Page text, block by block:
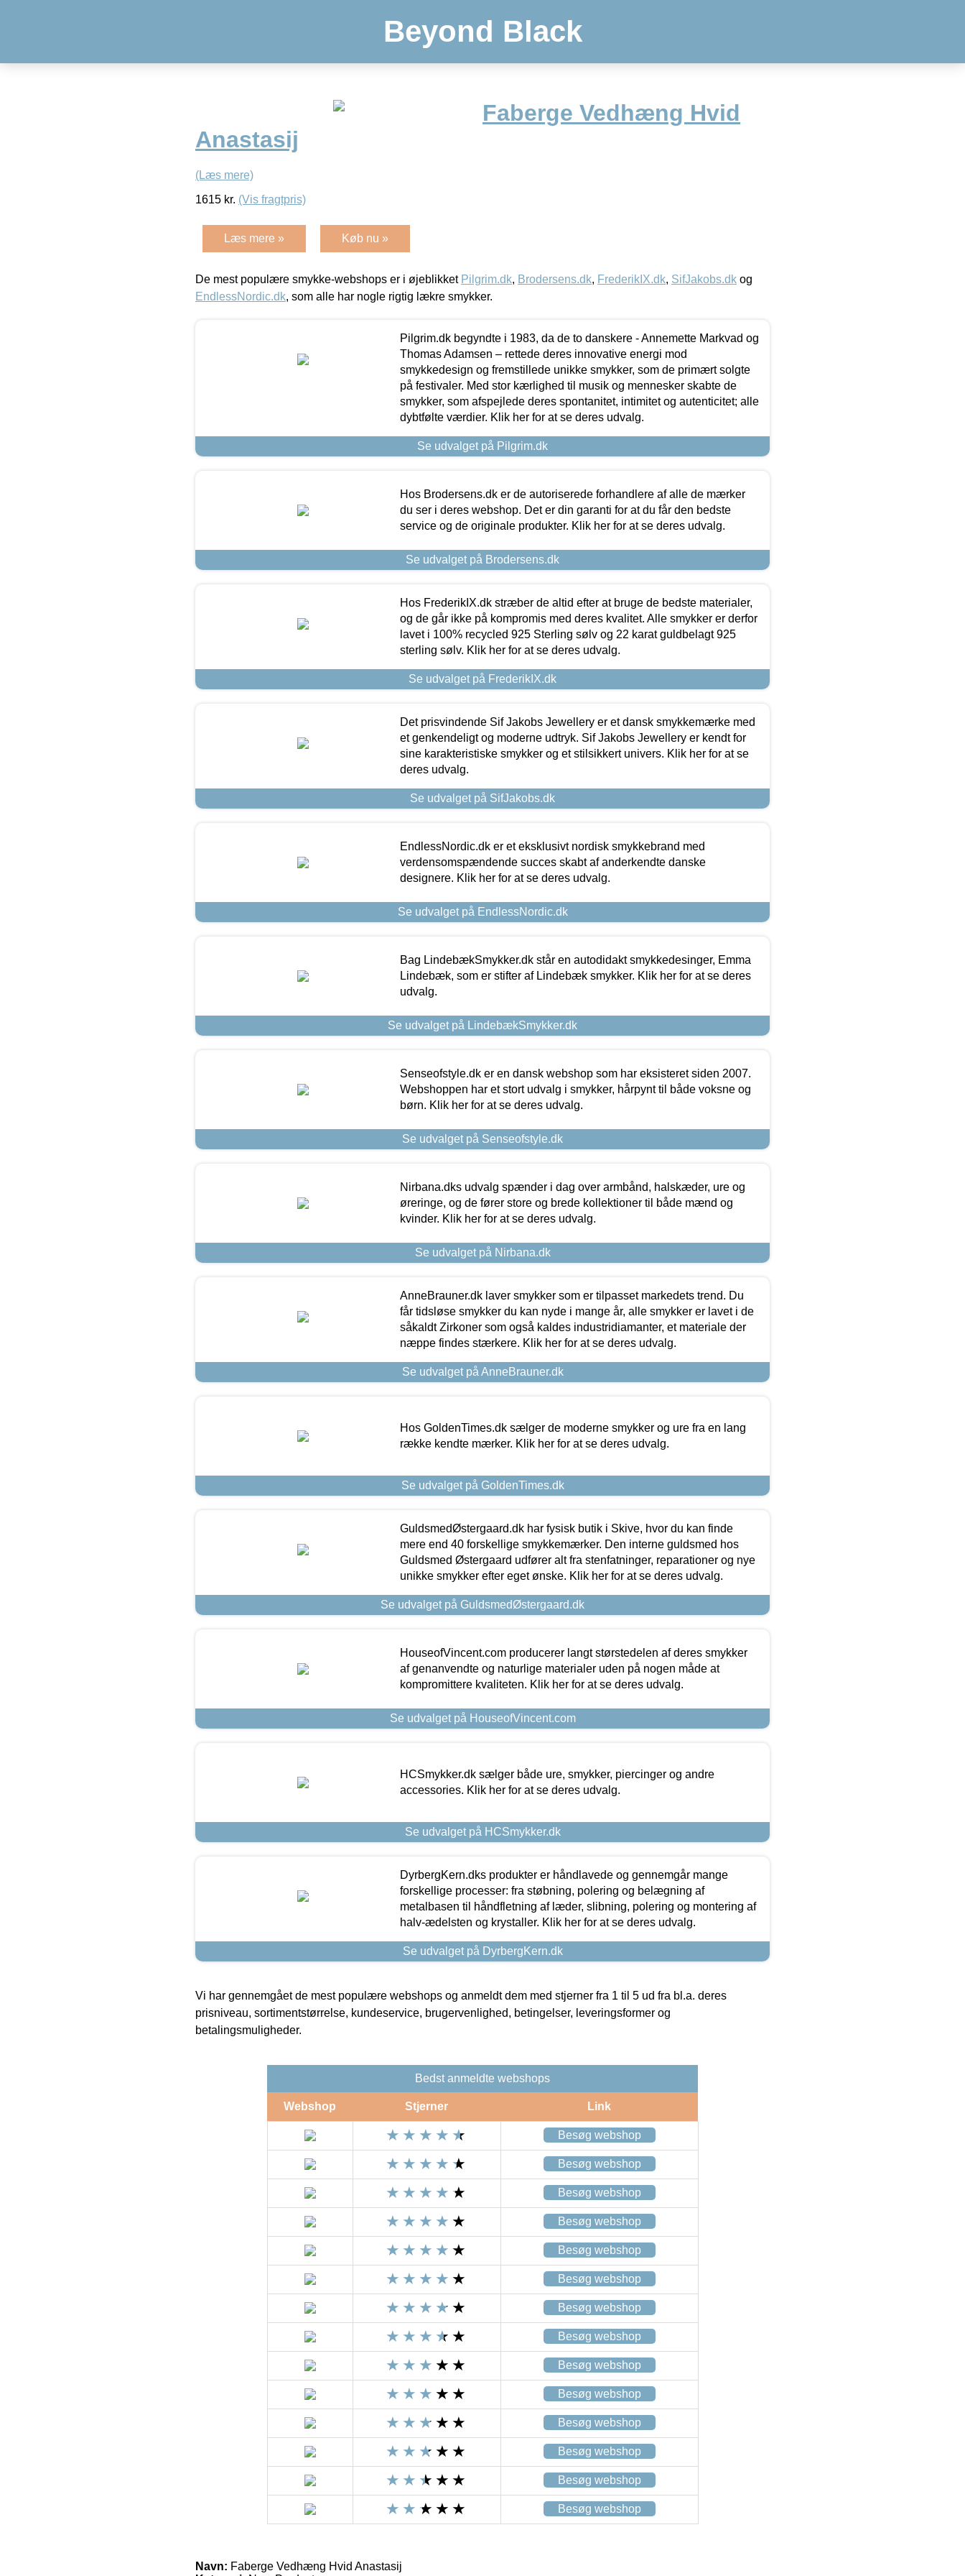
Beyond Black
Faberge Vedhæng Hvid
Anastasij
(Læs mere)
1615 kr. (Vis fragtpris)
Læs mere » Køb nu »
De mest populære smykke-webshops er i øjeblikket Pilgrim.dk, Brodersens.dk, FrederikIX.dk, SifJakobs.dk og
EndlessNordic.dk, som alle har nogle rigtig lækre smykker.
Pilgrim.dk begyndte i 1983, da de to danskere - Annemette Markvad og
Thomas Adamsen – rettede deres innovative energi mod
smykkedesign og fremstillede unikke smykker, som de primært solgte
på festivaler. Med stor kærlighed til musik og mennesker skabte de
smykker, som afspejlede deres spontanitet, intimitet og autenticitet; alle
dybtfølte værdier. Klik her for at se deres udvalg.
Se udvalget på Pilgrim.dk
Hos Brodersens.dk er de autoriserede forhandlere af alle de mærker
du ser i deres webshop. Det er din garanti for at du får den bedste
service og de originale produkter. Klik her for at se deres udvalg.
Se udvalget på Brodersens.dk
Hos FrederikIX.dk stræber de altid efter at bruge de bedste materialer,
og de går ikke på kompromis med deres kvalitet. Alle smykker er derfor
lavet i 100% recycled 925 Sterling sølv og 22 karat guldbelagt 925
sterling sølv. Klik her for at se deres udvalg.
Se udvalget på FrederikIX.dk
Det prisvindende Sif Jakobs Jewellery er et dansk smykkemærke med
et genkendeligt og moderne udtryk. Sif Jakobs Jewellery er kendt for
sine karakteristiske smykker og et stilsikkert univers. Klik her for at se
deres udvalg.
Se udvalget på SifJakobs.dk
EndlessNordic.dk er et eksklusivt nordisk smykkebrand med
verdensomspændende succes skabt af anderkendte danske
designere. Klik her for at se deres udvalg.
Se udvalget på EndlessNordic.dk
Bag LindebækSmykker.dk står en autodidakt smykkedesinger, Emma
Lindebæk, som er stifter af Lindebæk smykker. Klik her for at se deres
udvalg.
Se udvalget på LindebækSmykker.dk
Senseofstyle.dk er en dansk webshop som har eksisteret siden 2007.
Webshoppen har et stort udvalg i smykker, hårpynt til både voksne og
børn. Klik her for at se deres udvalg.
Se udvalget på Senseofstyle.dk
Nirbana.dks udvalg spænder i dag over armbånd, halskæder, ure og
øreringe, og de fører store og brede kollektioner til både mænd og
kvinder. Klik her for at se deres udvalg.
Se udvalget på Nirbana.dk
AnneBrauner.dk laver smykker som er tilpasset markedets trend. Du
får tidsløse smykker du kan nyde i mange år, alle smykker er lavet i de
såkaldt Zirkoner som også kaldes industridiamanter, et materiale der
næppe findes stærkere. Klik her for at se deres udvalg.
Se udvalget på AnneBrauner.dk
Hos GoldenTimes.dk sælger de moderne smykker og ure fra en lang
række kendte mærker. Klik her for at se deres udvalg.
Se udvalget på GoldenTimes.dk
GuldsmedØstergaard.dk har fysisk butik i Skive, hvor du kan finde
mere end 40 forskellige smykkemærker. Den interne guldsmed hos
Guldsmed Østergaard udfører alt fra stenfatninger, reparationer og nye
unikke smykker efter eget ønske. Klik her for at se deres udvalg.
Se udvalget på GuldsmedØstergaard.dk
HouseofVincent.com producerer langt størstedelen af deres smykker
af genanvendte og naturlige materialer uden på nogen måde at
kompromittere kvaliteten. Klik her for at se deres udvalg.
Se udvalget på HouseofVincent.com
HCSmykker.dk sælger både ure, smykker, piercinger og andre
accessories. Klik her for at se deres udvalg.
Se udvalget på HCSmykker.dk
DyrbergKern.dks produkter er håndlavede og gennemgår mange
forskellige processer: fra støbning, polering og belægning af
metalbasen til håndfletning af læder, slibning, polering og montering af
halv-ædelsten og krystaller. Klik her for at se deres udvalg.
Se udvalget på DyrbergKern.dk
Vi har gennemgået de mest populære webshops og anmeldt dem med stjerner fra 1 til 5 ud fra bl.a. deres
prisniveau, sortimentstørrelse, kundeservice, brugervenlighed, betingelser, leveringsformer og
betalingsmuligheder.
Bedst anmeldte webshops
Webshop Stjerner Link
Besøg webshop
Besøg webshop
Besøg webshop
Besøg webshop
Besøg webshop
Besøg webshop
Besøg webshop
Besøg webshop
Besøg webshop
Besøg webshop
Besøg webshop
Besøg webshop
Besøg webshop
Besøg webshop
Navn: Faberge Vedhæng Hvid Anastasij